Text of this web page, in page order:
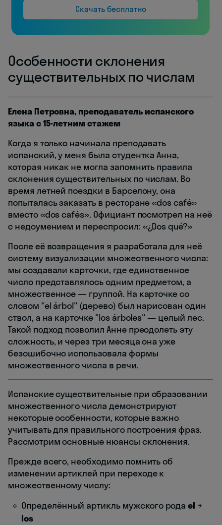
Скачать бесплатно
Особенности склонения
существительных по числам
Елена Петровна, преподаватель испанского
языка с 15-летним стажем
Когда я только начинала преподавать
испанский, у меня была студентка Анна,
которая никак не могла запомнить правила
склонения существительных по числам. Во
время летней поездки в Барселону, она
попыталась заказать в ресторане «dos café»
вместо «dos cafés». Официант посмотрел на неё
с недоумением и переспросил: «¿Dos qué?»
После её возвращения я разработала для неё
систему визуализации множественного числа:
мы создавали карточки, где единственное
число представлялось одним предметом, а
множественное — группой. На карточке со
словом "el árbol" (дерево) был нарисован один
ствол, а на карточке "los árboles" — целый лес.
Такой подход позволил Анне преодолеть эту
сложность, и через три месяца она уже
безошибочно использовала формы
множественного числа в речи.
Испанские существительные при образовании
множественного числа демонстрируют
некоторые особенности, которые важно
учитывать для правильного построения фраз.
Рассмотрим основные нюансы склонения.
Прежде всего, необходимо помнить об
изменении артиклей при переходе к
множественному числу:
Определённый артикль мужского родаel →
los